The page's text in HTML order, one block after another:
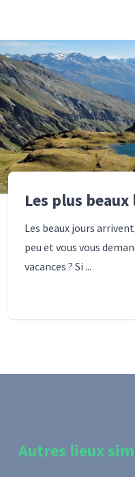
Les plus beaux
Les beaux jours
peu et vous vous
vacances ? Si ...
Autres lieux